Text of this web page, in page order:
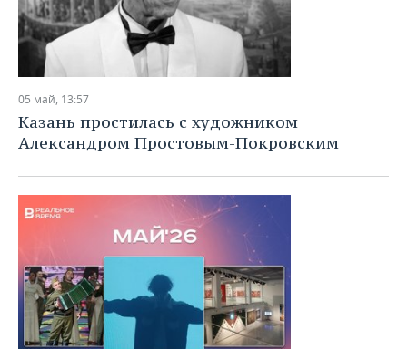
05 май, 13:57
Казань простилась с художником
Александром Простовым-Покровским